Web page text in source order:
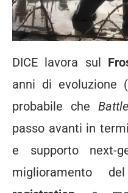
DICE lavora sul
anni di evoluzione
probabile che
passo avanti in
e supporto next-
miglioramento